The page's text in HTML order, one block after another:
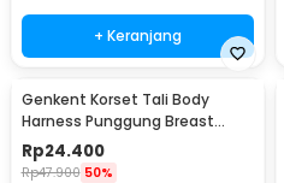
+ Keranjang
Genkent Korset Tali Body
Harness Punggung Breast
Support S - BBJ-16
Rp24.400
Rp47.900 50%